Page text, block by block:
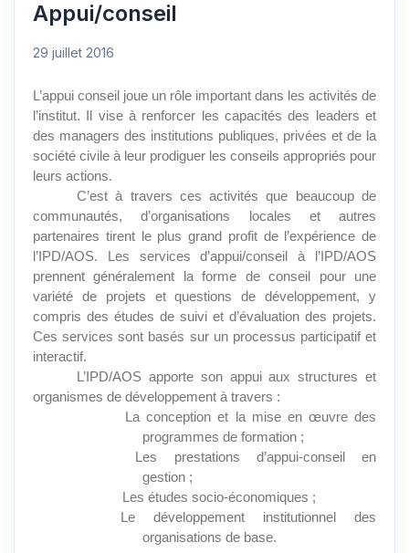
Appui/conseil
29 juillet 2016
L’appui conseil joue un rôle important dans les activités de
l’institut. Il vise à renforcer les capacités des leaders et
des managers des institutions publiques, privées et de la
société civile à leur prodiguer les conseils appropriés pour
leurs actions.
C’est à travers ces activités que beaucoup de
communautés, d’organisations locales et autres
partenaires tirent le plus grand profit de l’expérience de
l’IPD/AOS. Les services d’appui/conseil à l’IPD/AOS
prennent généralement la forme de conseil pour une
variété de projets et questions de développement, y
compris des études de suivi et d’évaluation des projets.
Ces services sont basés sur un processus participatif et
interactif.
L’IPD/AOS apporte son appui aux structures et
organismes de développement à travers :
La conception et la mise en œuvre des
programmes de formation ;
Les prestations d’appui-conseil en
gestion ;
Les études socio-économiques ;
Le développement institutionnel des
organisations de base.